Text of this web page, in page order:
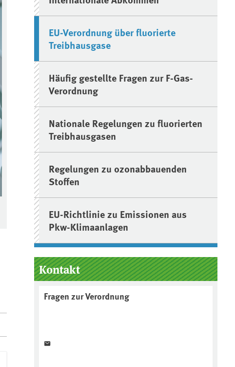
EU-Verordnung über fluorierte
Treibhausgase
Häufig gestellte Fragen zur F-Gas-
Verordnung
Nationale Regelungen zu fluorierten
Treibhausgasen
Regelungen zu ozonabbauenden
Stoffen
EU-Richtlinie zu Emissionen aus
Pkw-Klimaanlagen
Kontakt
Fragen zur Verordnung